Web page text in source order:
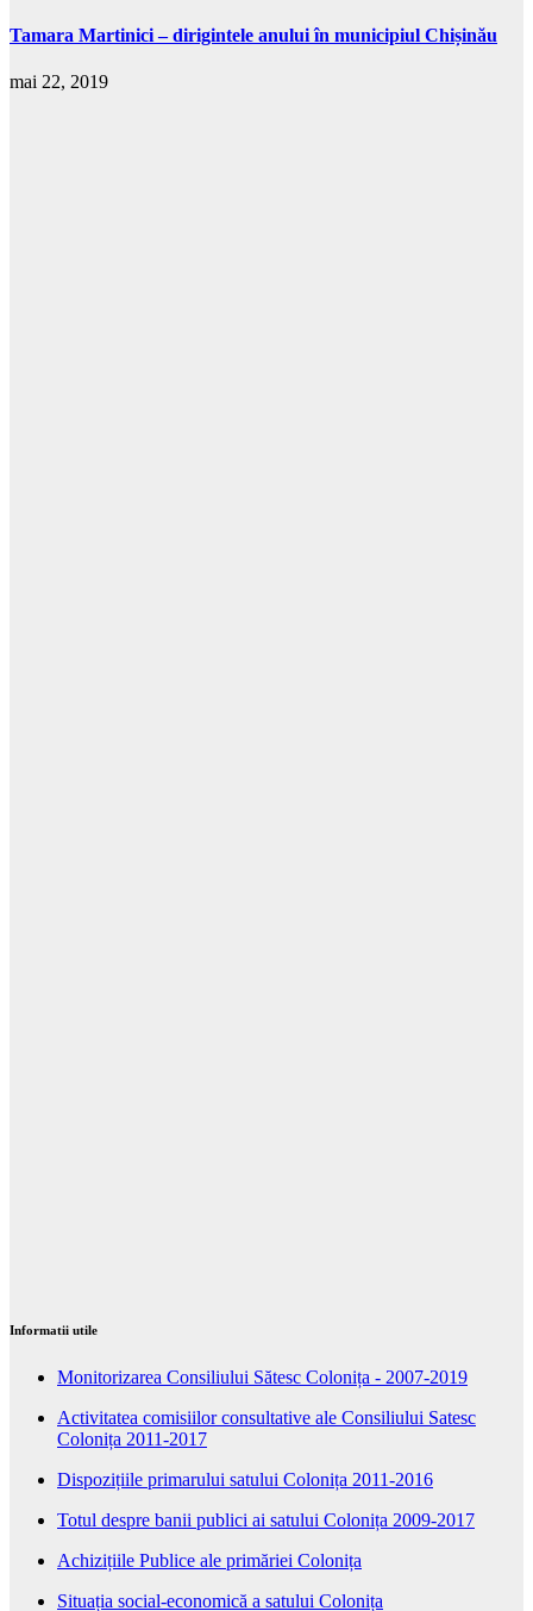
Tamara Martinici – dirigintele anului în municipiul Chișinău
mai 22, 2019
Informatii utile
Monitorizarea Consiliului Sătesc Colonița - 2007-2019
Activitatea comisiilor consultative ale Consiliului Satesc
Colonița 2011-2017
Dispozițiile primarului satului Colonița 2011-2016
Totul despre banii publici ai satului Colonița 2009-2017
Achizițiile Publice ale primăriei Colonița
Situația social-economică a satului Colonița